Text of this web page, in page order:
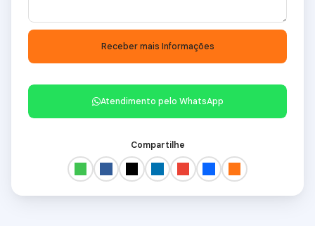
Atendimento pelo WhatsApp
Compartilhe